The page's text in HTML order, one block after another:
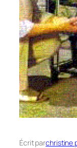
Écrit parchristine